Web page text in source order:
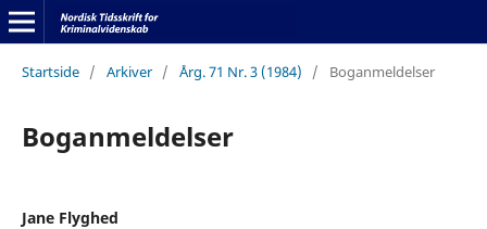
Startside / Arkiver / Årg. 71 Nr. 3 (1984) / Boganmeldelser
Boganmeldelser
Jane Flyghed